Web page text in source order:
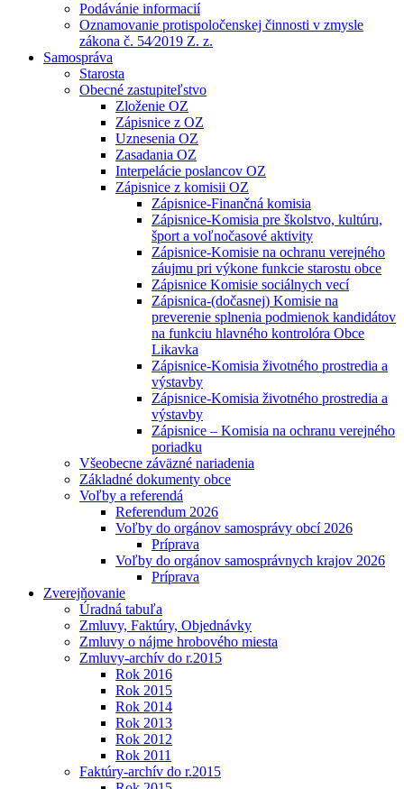
Podávánie informacií
Oznamovanie protispoločenskej činnosti v zmysle
zákona č. 54⁄2019 Z. z.
Samospráva
Starosta
Obecné zastupiteľstvo
Zloženie OZ
Zápisnice z OZ
Uznesenia OZ
Zasadania OZ
Interpelácie poslancov OZ
Zápisnice z komisii OZ
Zápisnice-Finančná komisia
Zápisnice-Komisia pre školstvo, kultúru,
šport a voľnočasové aktivity
Zápisnice-Komisie na ochranu verejného
záujmu pri výkone funkcie starostu obce
Zápisnice Komisie sociálnych vecí
Zápisnica-(dočasnej) Komisie na
preverenie splnenia podmienok kandidátov
na funkciu hlavného kontrolóra Obce
Likavka
Zápisnice-Komisia životného prostredia a
výstavby
Zápisnice-Komisia životného prostredia a
výstavby
Zápisnice – Komisia na ochranu verejného
poriadku
Všeobecne záväzné nariadenia
Základné dokumenty obce
Voľby a referendá
Referendum 2026
Voľby do orgánov samosprávy obcí 2026
Príprava
Voľby do orgánov samosprávnych krajov 2026
Príprava
Zverejňovanie
Úradná tabuľa
Zmluvy, Faktúry, Objednávky
Zmluvy o nájme hrobového miesta
Zmluvy-archív do r.2015
Rok 2016
Rok 2015
Rok 2014
Rok 2013
Rok 2012
Rok 2011
Faktúry-archív do r.2015